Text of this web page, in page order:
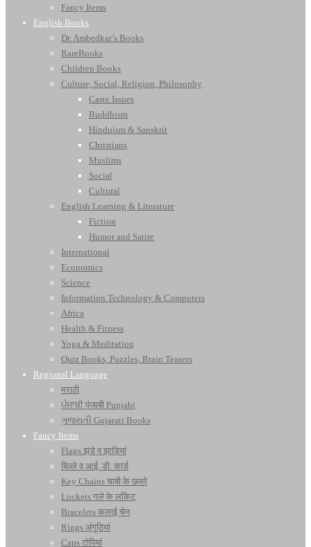
Fancy Items
English Books
Dr. Ambedkar’s Books
RareBooks
Children Books
Culture, Social, Religion, Philosophy
Caste Issues
Buddhism
Hinduism & Sanskrit
Christians
Muslims
Social
Cultural
English Learning & Literature
Fiction
Humor and Satire
International
Economics
Science
Information Technology & Computers
Africa
Health & Fitness
Yoga & Meditation
Quiz Books, Puzzles, Brain Teasers
Regional Language
मराठी
ਪੰਜਾਬੀ पंजाबी Punjabi
ગુજરાતી Gujarati Books
Fancy Items
Flags झंडे व झाड़ियां
बिल्ले व आई. डी. कार्ड
Key Chains चाबी के छल्ले
Lockets गले के लॉकेट
Bracelets कलाई चेन
Rings अंगूठियां
Caps टोपियां